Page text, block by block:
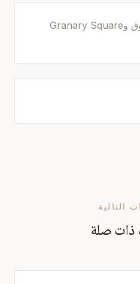
Coal Drops Yard للتسوق وGranary Square
التالية
صلة